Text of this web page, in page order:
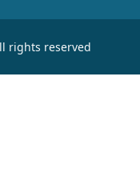
rights reserved